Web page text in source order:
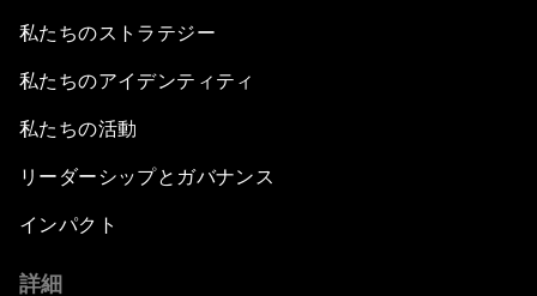
私たちのストラテジー
私たちのアイデンティティ
私たちの活動
リーダーシップとガバナンス
インパクト
詳細